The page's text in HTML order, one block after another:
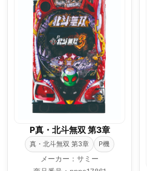
P真・北斗無双 第3章
真・北斗無双 第3章 P機
メーカー：サミー